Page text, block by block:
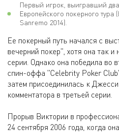
Первый игрок, выигравший
Европейского покерного тура
Sanremo 2014).
Ее покерный путь начался с
вечерний покер", хотя она так
серии. Однако она победила во
спин-оффа "Celebrity Poker
затем присоединилась к
комментатора в третьей серии.
Прорыв Виктории в
24 сентября 2006 года, когда